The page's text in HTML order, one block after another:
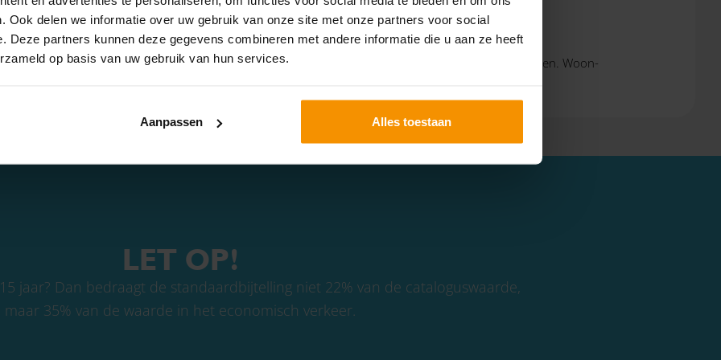
Ook delen we informatie over uw gebruik van onze site met onze partners voor social
Deze partners kunnen deze gegevens combineren met andere informatie die u aan ze heeft
op basis van uw gebruik van hun services.
Aanpassen Alles toestaan
je kunt bewijzen dat je op jaarbasis niet meer dan 500 kilometer privé met de auto hebt gereden. Woon-
thuis gaat lunchen.
LET OP!
jaar? Dan bedraagt de standaardbijtelling niet 22% van de cataloguswaarde,
maar 35% van de waarde in het economisch verkeer.